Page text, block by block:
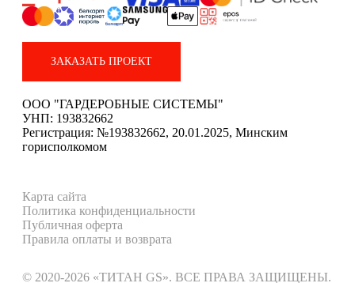
ЗАКАЗАТЬ ПРОЕКТ
ООО "ГАРДЕРОБНЫЕ СИСТЕМЫ"
УНП: 193832662
Регистрация: №193832662, 20.01.2025, Минским
горисполкомом
Карта сайта
Политика конфиденциальности
Публичная оферта
Правила оплаты и возврата
© 2020-2026 «ТИТАН GS». ВСЕ ПРАВА ЗАЩИЩЕНЫ.